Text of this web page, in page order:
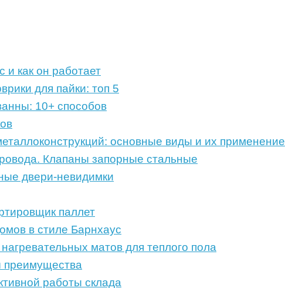
и как он работает
для пайки: топ 5
10+ способов
основные виды и их применение
Клапаны запорные стальные
двери-невидимки
паллет
в стиле Барнхаус
матов для теплого пола
работы склада